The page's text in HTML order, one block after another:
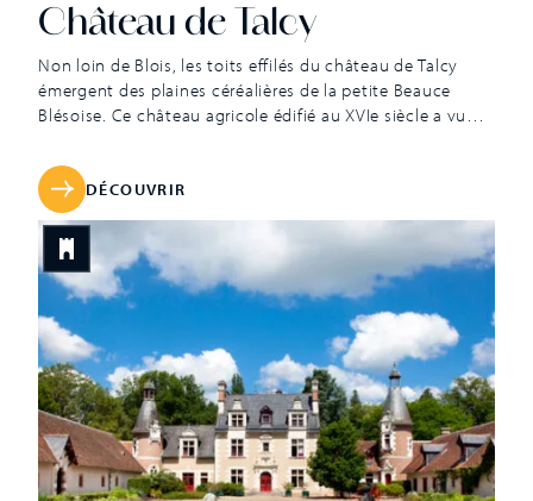
Château de Talcy
Non loin de Blois, les toits effilés du château de Talcy
émergent des plaines céréalières de la petite Beauce
Blésoise. Ce château agricole édifié au XVIe siècle a vu
Cassandre, inspira à Ronsard ses poèmes intitulés Les
Amours : « Mignonne, allons voir si la rose… » […]
DÉCOUVRIR